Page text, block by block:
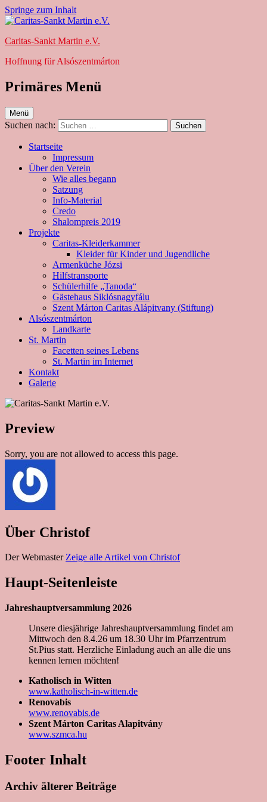
Springe zum Inhalt
Caritas-Sankt Martin e.V.
Hoffnung für Alsószentmárton
Primäres Menü
Menü
Suchen nach:
Startseite
Impressum
Über den Verein
Wie alles begann
Satzung
Info-Material
Credo
Shalompreis 2019
Projekte
Caritas-Kleiderkammer
Kleider für Kinder und Jugendliche
Armenküche Józsi
Hilfstransporte
Schülerhilfe „Tanoda“
Gästehaus Siklósnagyfálu
Szent Márton Caritas Alápitvany (Stiftung)
Alsószentmárton
Landkarte
St. Martin
Facetten seines Lebens
St. Martin im Internet
Kontakt
Galerie
Preview
Sorry, you are not allowed to access this page.
Über Christof
Der WebmasterZeige alle Artikel von Christof
Haupt-Seitenleiste
Jahreshauptversammlung 2026
Unsere diesjährige Jahreshauptversammlung findet am
Mittwoch den 8.4.26 um 18.30 Uhr im Pfarrzentrum
St.Pius statt. Herzliche Einladung auch an alle die uns
kennen lernen möchten!
Katholisch in Witten
www.katholisch-in-witten.de
Renovabis
www.renovabis.de
Szent Márton Caritas Alapitvány
www.szmca.hu
Footer Inhalt
Archiv älterer Beiträge